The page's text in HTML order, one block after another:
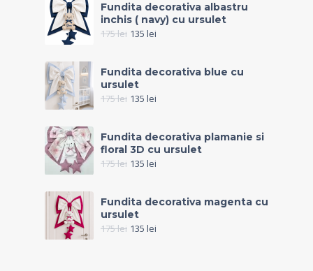
Fundita decorativa albastru
inchis ( navy) cu ursulet
175lei 135 lei
Fundita decorativa blue cu
ursulet
175lei 135 lei
Fundita decorativa plamanie si
floral 3D cu ursulet
175lei 135 lei
Fundita decorativa magenta cu
ursulet
175lei 135 lei